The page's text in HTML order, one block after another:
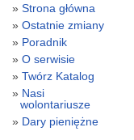
Strona główna
Ostatnie zmiany
Poradnik
O serwisie
Twórz Katalog
Nasi
wolontariusze
Dary pieniężne